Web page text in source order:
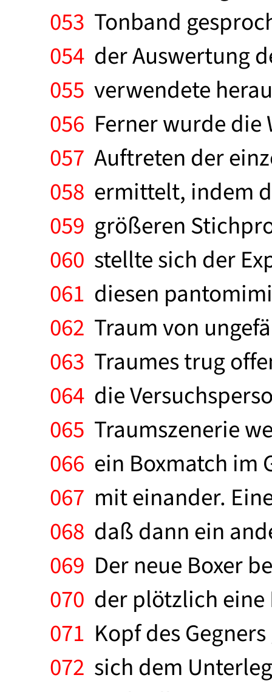
053 Tonband
054 der Auswertung
055 verwendete
056 Ferner wurde
057 Auftreten der
058 ermittelt, indem
059 größeren
060 stellte sich der
061 diesen
062 Traum von
063 Traumes trug
064 die
065 Traumszenerie
066 ein Boxmatch im
067 mit einander.
068 daß dann ein
069 Der neue Boxer
070 der plötzlich eine
071 Kopf des
072 sich dem